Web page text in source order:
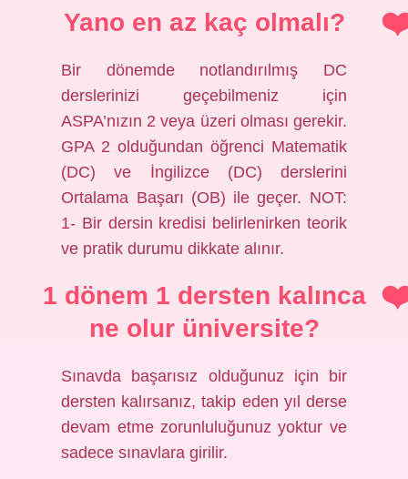
Yano en az kaç olmalı?
Bir dönemde notlandırılmış DC
derslerinizi geçebilmeniz için
ASPA’nızın 2 veya üzeri olması gerekir.
GPA 2 olduğundan öğrenci Matematik
(DC) ve İngilizce (DC) derslerini
Ortalama Başarı (OB) ile geçer. NOT:
1- Bir dersin kredisi belirlenirken teorik
ve pratik durumu dikkate alınır.
1 dönem 1 dersten kalınca
ne olur üniversite?
Sınavda başarısız olduğunuz için bir
dersten kalırsanız, takip eden yıl derse
devam etme zorunluluğunuz yoktur ve
sadece sınavlara girilir.